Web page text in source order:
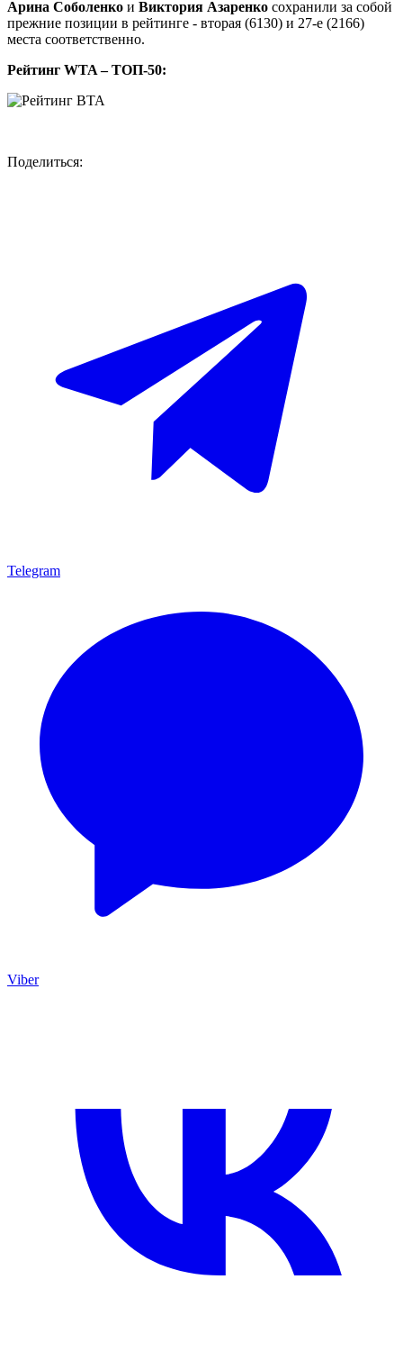
Арина Соболенко и Виктория Азаренко сохранили за собой
прежние позиции в рейтинге - вторая (6130) и 27-е (2166)
места соответственно.
Рейтинг WTA – ТОП-50:
Поделиться:
Telegram
Viber